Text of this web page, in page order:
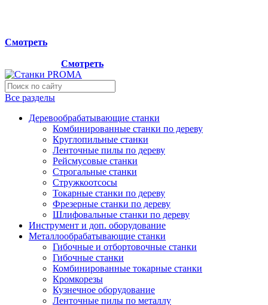
Смотреть
Смотреть
Все разделы
Деревообрабатывающие станки
Комбинированные станки по дереву
Круглопильные станки
Ленточные пилы по дереву
Рейсмусовые станки
Строгальные станки
Стружкоотсосы
Токарные станки по дереву
Фрезерные станки по дереву
Шлифовальные станки по дереву
Инструмент и доп. оборудование
Металлообрабатывающие станки
Гибочные и отбортовочные станки
Гибочные станки
Комбинированные токарные станки
Кромкорезы
Кузнечное оборудование
Ленточные пилы по металлу